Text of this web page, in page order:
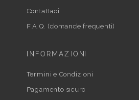
Contattaci
F.A.Q. (domande frequenti)
INFORMAZIONI
Termini e Condizioni
Pagamento sicuro